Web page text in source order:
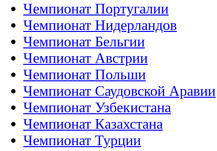
Чемпионат Португалии
Чемпионат Нидерландов
Чемпионат Бельгии
Чемпионат Австрии
Чемпионат Польши
Чемпионат Саудовской Аравии
Чемпионат Узбекистана
Чемпионат Казахстана
Чемпионат Турции